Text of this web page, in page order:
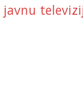
javnu